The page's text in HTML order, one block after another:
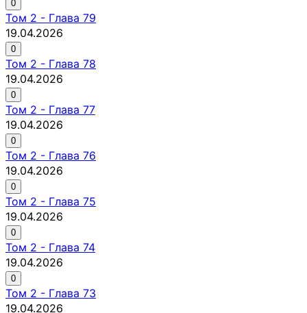
0
Том 2 - Глава 79
19.04.2026
0
Том 2 - Глава 78
19.04.2026
0
Том 2 - Глава 77
19.04.2026
0
Том 2 - Глава 76
19.04.2026
0
Том 2 - Глава 75
19.04.2026
0
Том 2 - Глава 74
19.04.2026
0
Том 2 - Глава 73
19.04.2026